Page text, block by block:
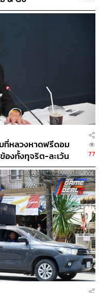
นักชงประจำร้าน
ที่หลวงหาดฟรีดอม
องทั้งทุจริต-ละเว้น
77